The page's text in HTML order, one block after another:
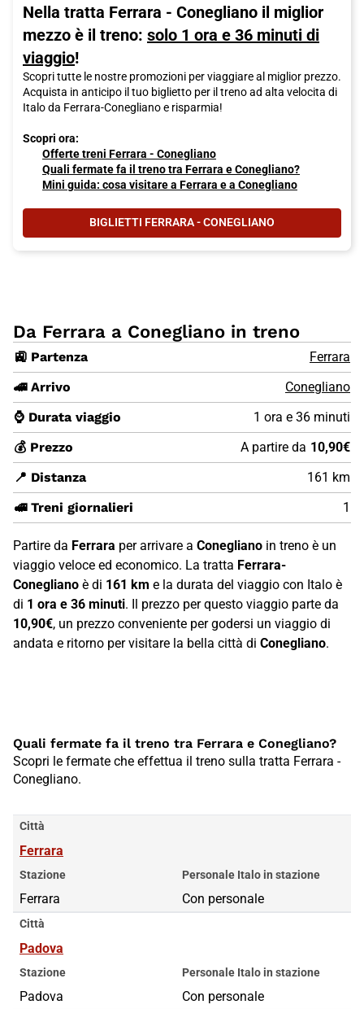
Nella tratta Ferrara - Conegliano il miglior
mezzo è il treno: solo 1 ora e 36 minuti di
viaggio!
Scopri tutte le nostre promozioni per viaggiare al miglior prezzo.
Acquista in anticipo il tuo biglietto per il treno ad alta velocita di
Italo da Ferrara-Conegliano e risparmia!
Scopri ora:
Offerte treni Ferrara - Conegliano
Quali fermate fa il treno tra Ferrara e Conegliano?
Mini guida: cosa visitare a Ferrara e a Conegliano
BIGLIETTI FERRARA - CONEGLIANO
Da Ferrara a Conegliano in treno
🚉 Partenza
Ferrara
🚄 Arrivo
Conegliano
⌚ Durata viaggio
1 ora e 36 minuti
💰 Prezzo
A partire da 10,90€
📍 Distanza
161 km
🚅 Treni giornalieri
1
Partire da Ferrara per arrivare a Conegliano in treno è un
viaggio veloce ed economico. La tratta Ferrara-
Conegliano è di 161 km e la durata del viaggio con Italo è
di 1 ora e 36 minuti. Il prezzo per questo viaggio parte da
10,90€, un prezzo conveniente per godersi un viaggio di
andata e ritorno per visitare la bella città di Conegliano.
Quali fermate fa il treno tra Ferrara e Conegliano?
Scopri le fermate che effettua il treno sulla tratta Ferrara -
Conegliano.
Città
Ferrara
Stazione
Ferrara
Personale Italo in stazione
Con personale
Città
Padova
Stazione
Padova
Personale Italo in stazione
Con personale